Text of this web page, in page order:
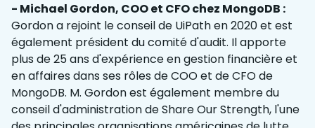
- Michael Gordon, COO et CFO chez MongoDB :
Gordon a rejoint le conseil de UiPath en 2020 et est
également président du comité d'audit. Il apporte
plus de 25 ans d'expérience en gestion financière et
en affaires dans ses rôles de COO et de CFO de
MongoDB. M. Gordon est également membre du
conseil d'administration de Share Our Strength, l'une